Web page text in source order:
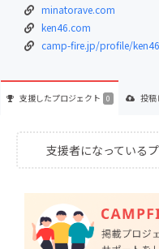
minatorave.com
ken46.com
camp-fire.jp/profile/ken46
支援したプロジェクト 0 投稿
支援者になっている